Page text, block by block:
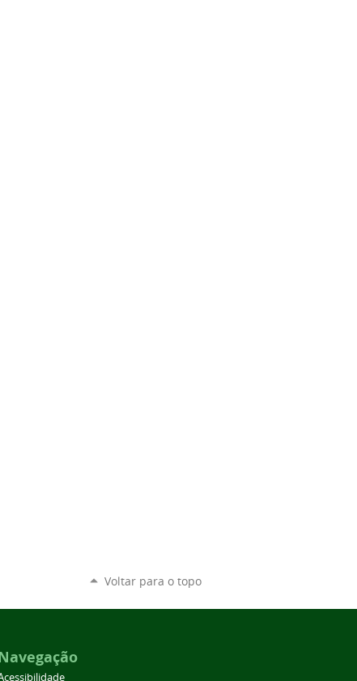
Voltar para o topo